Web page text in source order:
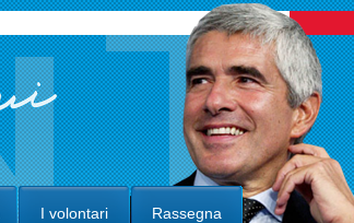
I volontari Rassegna